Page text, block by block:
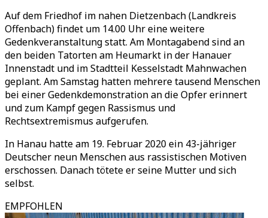
Auf dem Friedhof im nahen Dietzenbach (Landkreis
Offenbach) findet um 14.00 Uhr eine weitere
Gedenkveranstaltung statt. Am Montagabend sind an
den beiden Tatorten am Heumarkt in der Hanauer
Innenstadt und im Stadtteil Kesselstadt Mahnwachen
geplant. Am Samstag hatten mehrere tausend Menschen
bei einer Gedenkdemonstration an die Opfer erinnert
und zum Kampf gegen Rassismus und
Rechtsextremismus aufgerufen.
In Hanau hatte am 19. Februar 2020 ein 43-jähriger
Deutscher neun Menschen aus rassistischen Motiven
erschossen. Danach tötete er seine Mutter und sich
selbst.
EMPFOHLEN